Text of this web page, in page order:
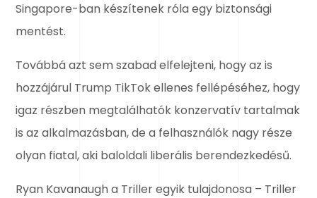
Singapore-ban készítenek róla egy biztonsági
mentést.
Továbbá azt sem szabad elfelejteni, hogy az is
hozzájárul Trump TikTok ellenes fellépéséhez, hogy
igaz részben megtalálhatók konzervatív tartalmak
is az alkalmazásban, de a felhasználók nagy része
olyan fiatal, aki baloldali liberális berendezkedésű.
Ryan Kavanaugh a Triller egyik tulajdonosa – Triller